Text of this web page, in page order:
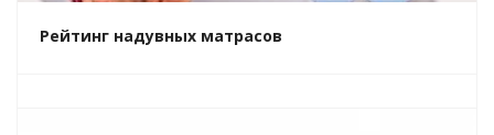
Рейтинг надувных матрасов